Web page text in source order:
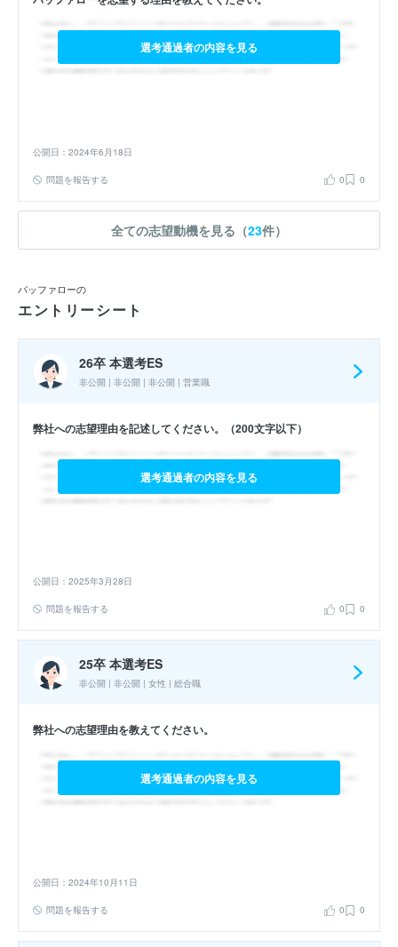
選考通過者の内容を見る
公開日：2024年6月18日
問題を報告する 0 0
全ての志望動機を見る（23件）
バッファローの
エントリーシート
26卒 本選考ES
非公開 | 非公開 | 非公開 | 営業職
弊社への志望理由を記述してください。（200文字以下）
選考通過者の内容を見る
公開日：2025年3月28日
問題を報告する 0 0
25卒 本選考ES
非公開 | 非公開 | 女性 | 総合職
弊社への志望理由を教えてください。
選考通過者の内容を見る
公開日：2024年10月11日
問題を報告する 0 0